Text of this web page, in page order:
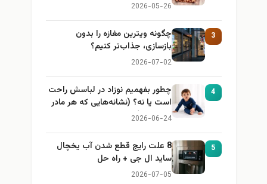
2026-05-26
3
چگونه ویترین مغازه را بدون
بازسازی، جذاب‌تر کنیم؟
2026-07-02
4
چطور بفهمیم نوزاد در لباسش راحت
است یا نه؟ (نشانه‌هایی که هر مادر
باید بداند)
2026-06-24
5
8 علت رایج قطع شدن آب یخچال
ساید ال جی + راه حل
2026-07-05